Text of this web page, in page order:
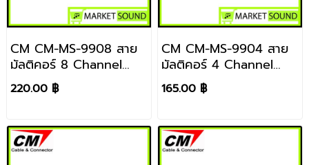
CM CM-MS-9908 สาย
มัลติคอร์ 8 Channel
ราคา / 1 เมตร
220.00 ฿
CM CM-MS-9904 สาย
มัลติคอร์ 4 Channel
ราคา / 1 เมตร
165.00 ฿